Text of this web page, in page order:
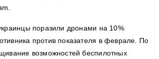
поразили дронами на 10%
против показателя в феврале. По
возможностей беспилотных